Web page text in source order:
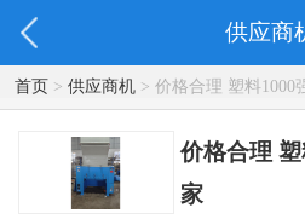
供应商
首页> 供应商机> 价格合理 塑料1000
价格合理
家